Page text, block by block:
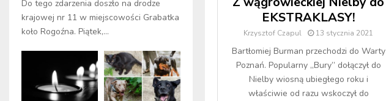
EKSTRAKLASY!
Krzysztof Czapul 13 stycznia 2021
Bartłomiej Burman przechodzi do Warty
Poznań. Popularny „Bury” dołączył do
Nielby wiosną ubiegłego roku i
właściwie od razu wskoczył do
Do tego zdarzenia doszło na drodze
krajowej nr 11 w miejscowości Grabatka
koło Rogoźna. Piątek,...